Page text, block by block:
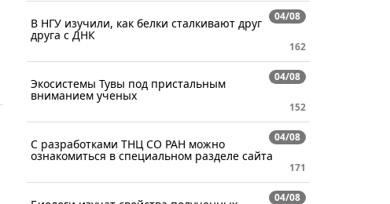
04/08
В НГУ изучили, как белки сталкивают друг
друга с ДНК
162
04/08
Экосистемы Тувы под пристальным
вниманием ученых
152
04/08
С разработками ТНЦ СО РАН можно
ознакомиться в специальном разделе сайта
171
04/08